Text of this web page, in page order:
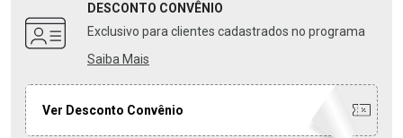
DESCONTO CONVÊNIO
Exclusivo para clientes cadastrados no programa
Saiba Mais
Ver Desconto Convênio